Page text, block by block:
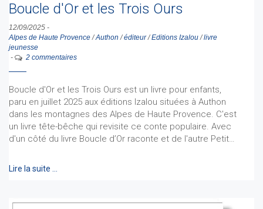
Boucle d'Or et les Trois Ours
12/09/2025 -
Alpes de Haute Provence/Authon /éditeur/Editions Izalou/livre
jeunesse
-
2 commentaires
Boucle d'Or et les Trois Ours est un livre pour enfants,
paru en juillet 2025 aux éditions Izalou situées à Authon
dans les montagnes des Alpes de Haute Provence. C'est
un livre tête-bêche qui revisite ce conte populaire. Avec
d'un côté du livre Boucle d’Or raconte et de l'autre Petit…
Lire la suite …